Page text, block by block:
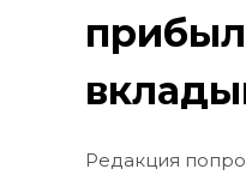
Редакция